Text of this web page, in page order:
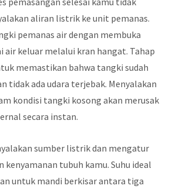
aliran listrik ke unit pemanas.
pemanas air dengan membuka
air keluar melalui kran hangat. Tahap
memastikan bahwa tangki sudah
tidak ada udara terjebak. Menyalakan
kondisi tangki kosong akan merusak
secara instan.
sumber listrik dan mengatur
kenyamanan tubuh kamu. Suhu ideal
untuk mandi berkisar antara tiga